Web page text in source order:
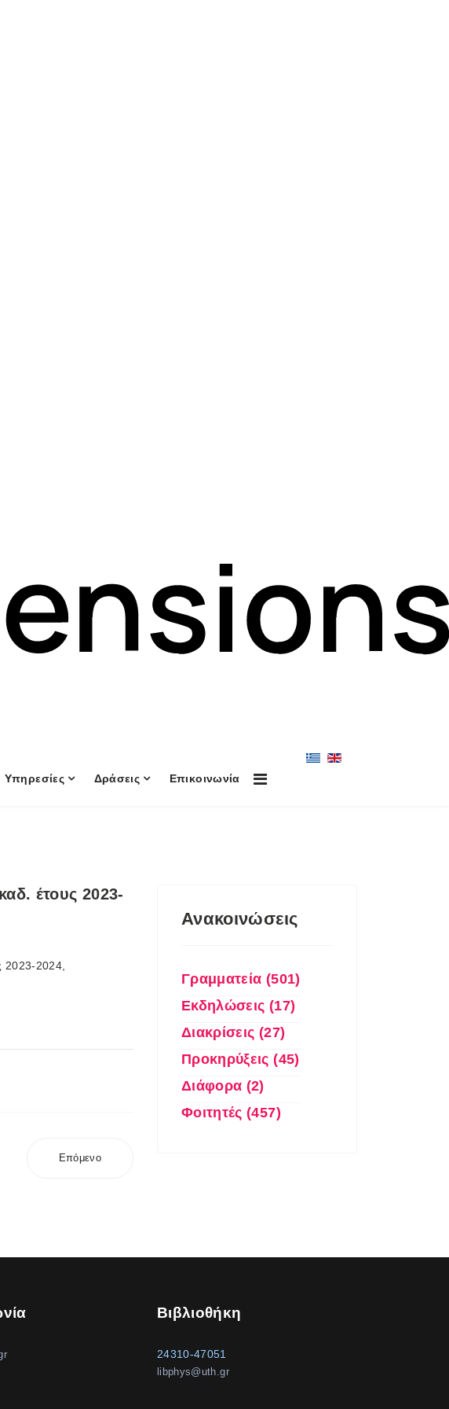
Υπηρεσίες Δράσεις Επικοινωνία
έτους 2023-
2023-2024,
Επόμενο
Ανακοινώσεις
Γραμματεία (501)
Εκδηλώσεις (17)
Διακρίσεις (27)
Προκηρύξεις (45)
Διάφορα (2)
Φοιτητές (457)
Βιβλιοθήκη
24310-47051
libphys@uth.gr